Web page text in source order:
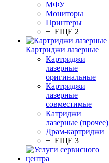
МФУ
Мониторы
Принтеры
+ ЕЩЕ 2
Картриджи лазерные
Картриджи
лазерные
оригинальные
Картриджи
лазерные
совместимые
Катриджи
лазерные (прочее)
Драм-картриджи
+ ЕЩЕ 3